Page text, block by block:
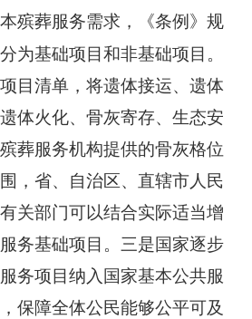
殡葬服务需求，《条例》规
为基础项目和非基础项目。
目清单，将遗体接运、遗体
体火化、骨灰寄存、生态安
葬服务机构提供的骨灰格位
，省、自治区、直辖市人民
关部门可以结合实际适当增
务基础项目。三是国家逐步
务项目纳入国家基本公共服
保障全体公民能够公平可及